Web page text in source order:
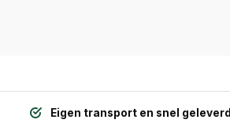
Eigen transport en snel geleverd